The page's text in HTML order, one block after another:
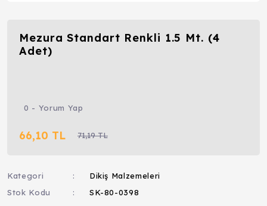
Mezura Standart Renkli 1.5 Mt. (4
Adet)
0 - Yorum Yap
66,10 TL 71,19 TL
Kategori
Dikiş Malzemeleri
Stok Kodu
SK-80-0398